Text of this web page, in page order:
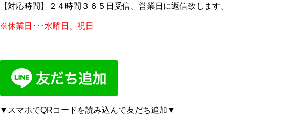
【対応時間】２４時間３６５日受信。営業日に返信致します。
※休業日･･･水曜日、祝日
▼スマホでQRコードを読み込んで友だち追加▼